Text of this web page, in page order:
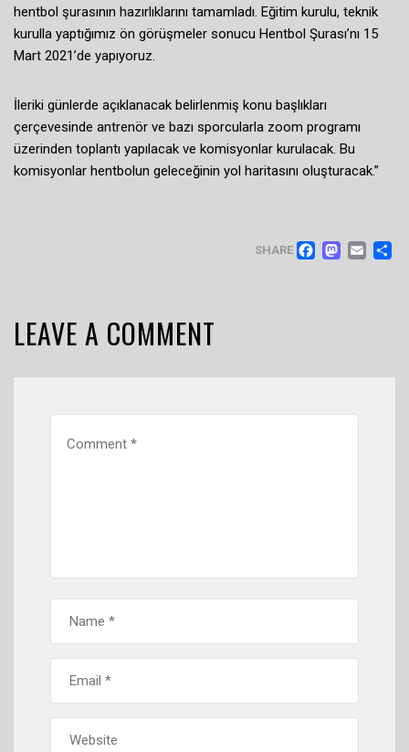
hentbol şurasının hazırlıklarını tamamladı. Eğitim kurulu, teknik
kurulla yaptığımız ön görüşmeler sonucu Hentbol Şurası’nı 15
Mart 2021’de yapıyoruz.
İleriki günlerde açıklanacak belirlenmiş konu başlıkları
çerçevesinde antrenör ve bazı sporcularla zoom programı
üzerinden toplantı yapılacak ve komisyonlar kurulacak. Bu
komisyonlar hentbolun geleceğinin yol haritasını oluşturacak.”
SHARE
LEAVE A COMMENT